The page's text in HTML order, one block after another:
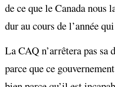
de ce que le Canada nous
dur au cours de l’année
La CAQ n’arrêtera pas sa
parce que ce